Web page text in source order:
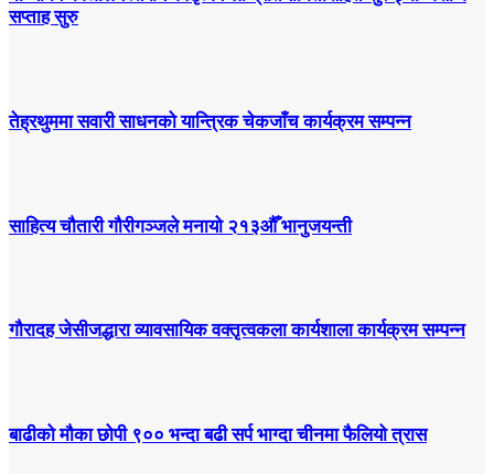
सप्ताह सुरु
तेह्रथुममा सवारी साधनको यान्त्रिक चेकजाँच कार्यक्रम सम्पन्न
साहित्य चौतारी गौरीगञ्जले मनायो २१३औँ भानुजयन्ती
गौरादह जेसीजद्धारा व्यावसायिक वक्तृत्वकला कार्यशाला कार्यक्रम सम्पन्न
बाढीको मौका छोपी ९०० भन्दा बढी सर्प भाग्दा चीनमा फैलियो त्रास